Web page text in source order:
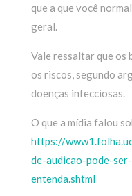
que a que você
geral.
Vale ressaltar que os
os riscos, segundo
doenças infecciosas.
O que a mídia falou
https://
de-audicao-pode-
entenda.shtml